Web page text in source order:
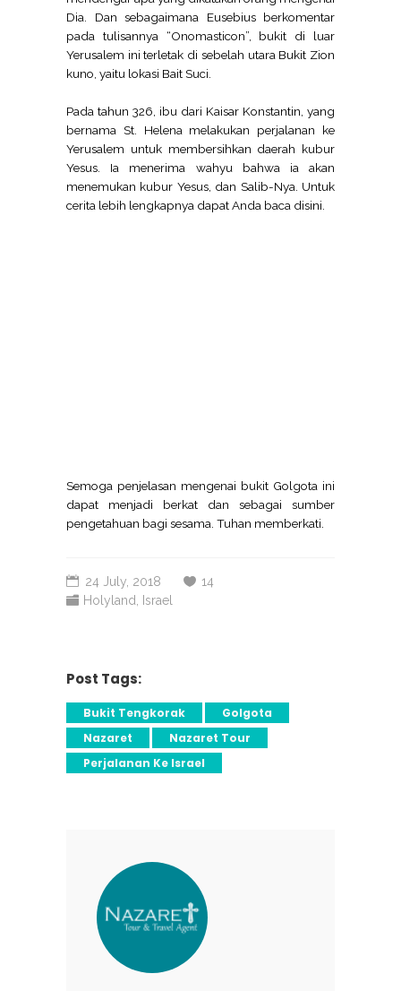
Dia. Dan sebagaimana Eusebius berkomentar
pada tulisannya “Onomasticon”, bukit di luar
Yerusalem ini terletak di sebelah utara Bukit Zion
kuno, yaitu lokasi Bait Suci.
Pada tahun 326, ibu dari Kaisar Konstantin, yang
bernama St. Helena melakukan perjalanan ke
Yerusalem untuk membersihkan daerah kubur
Yesus. Ia menerima wahyu bahwa ia akan
menemukan kubur Yesus, dan Salib-Nya. Untuk
cerita lebih lengkapnya dapat Anda baca disini.
Semoga penjelasan mengenai bukit Golgota ini
dapat menjadi berkat dan sebagai sumber
pengetahuan bagi sesama. Tuhan memberkati.
24 July, 2018
14
Holyland, Israel
Post Tags:
Bukit Tengkorak
Golgota
Nazaret
Nazaret Tour
Perjalanan Ke Israel